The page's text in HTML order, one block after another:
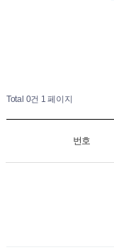
Total 0건 1 페이지
번호